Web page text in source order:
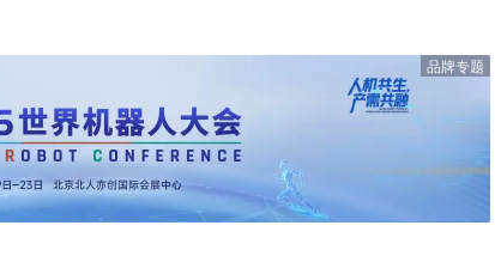
品牌专题